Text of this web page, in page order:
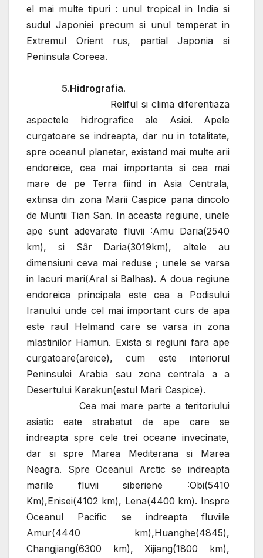
el mai multe tipuri : unul tropical in India si
sudul Japoniei precum si unul temperat in
Extremul Orient rus, partial Japonia si
Peninsula Coreea.
5.Hidrografia.
Reliful si clima diferentiaza
aspectele hidrografice ale Asiei. Apele
curgatoare se indreapta, dar nu in totalitate,
spre oceanul planetar, existand mai multe arii
endoreice, cea mai importanta si cea mai
mare de pe Terra fiind in Asia Centrala,
extinsa din zona Marii Caspice pana dincolo
de Muntii Tian San. In aceasta regiune, unele
ape sunt adevarate fluvii :Amu Daria(2540
km), si Sâr Daria(3019km), altele au
dimensiuni ceva mai reduse ; unele se varsa
in lacuri mari(Aral si Balhas). A doua regiune
endoreica principala este cea a Podisului
Iranului unde cel mai important curs de apa
este raul Helmand care se varsa in zona
mlastinilor Hamun. Exista si regiuni fara ape
curgatoare(areice), cum este interiorul
Peninsulei Arabia sau zona centrala a a
Desertului Karakun(estul Marii Caspice).
Cea mai mare parte a teritoriului
asiatic eate strabatut de ape care se
indreapta spre cele trei oceane invecinate,
dar si spre Marea Mediterana si Marea
Neagra. Spre Oceanul Arctic se indreapta
marile fluvii siberiene :Obi(5410
Km),Enisei(4102 km), Lena(4400 km). Inspre
Oceanul Pacific se indreapta fluviile
Amur(4440 km),Huanghe(4845),
Changjiang(6300 km), Xijiang(1800 km),